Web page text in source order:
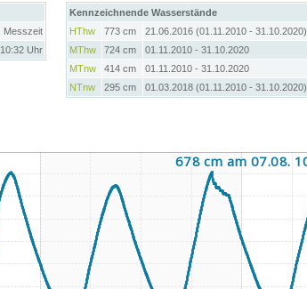
Messzeit
Uhr
Kennzeichnende Wasserstände
HThw
773 cm
21.06.2016 (01.11.2010 - 31.10.2020)
MThw
724 cm
01.11.2010 - 31.10.2020
MTnw
414 cm
01.11.2010 - 31.10.2020
NTnw
295 cm 01.03.2018 (01.11.2010 - 31.10.2020)